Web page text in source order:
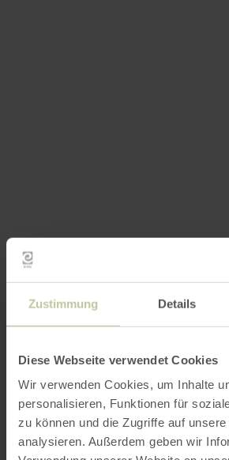
Zustimmung Details
Diese Webseite verwendet Cookies
Wir verwenden Cookies, um Inhalte
personalisieren, Funktionen für
zu können und die Zugriffe auf
analysieren. Außerdem geben wir